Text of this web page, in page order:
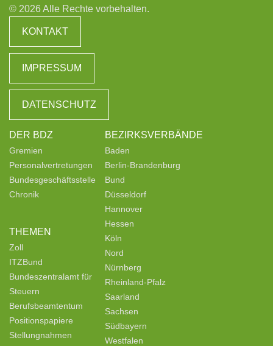
© 2026 Alle Rechte vorbehalten.
KONTAKT
IMPRESSUM
DATENSCHUTZ
DER BDZ
Gremien
Personalvertretungen
Bundesgeschäftsstelle
Chronik
THEMEN
Zoll
ITZBund
Bundeszentralamt für
Steuern
Berufsbeamtentum
Positionspapiere
Stellungnahmen
BEZIRKSVERBÄNDE
Baden
Berlin-Brandenburg
Bund
Düsseldorf
Hannover
Hessen
Köln
Nord
Nürnberg
Rheinland-Pfalz
Saarland
Sachsen
Südbayern
Westfalen